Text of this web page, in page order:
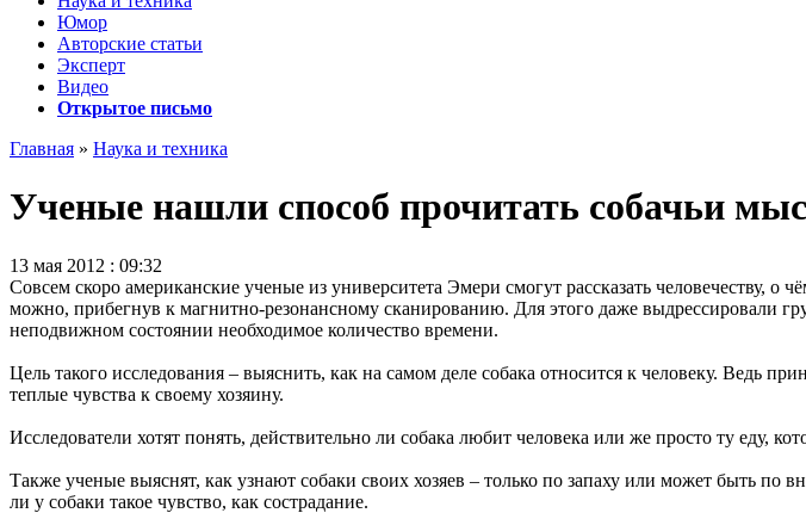
Юмор
Авторские статьи
Эксперт
Видео
Открытое письмо
Главная » Наука и техника
Ученые нашли способ прочитать собачьи
13 мая 2012 : 09:32
Совсем скоро американские ученые из университета Эмери смогут рассказать человечеству,
можно, прибегнув к магнитно-резонансному сканированию. Для этого даже выдрессировали
неподвижном состоянии необходимое количество времени.
Цель такого исследования – выяснить, как на самом деле собака относится к человеку. Ведь
теплые чувства к своему хозяину.
Исследователи хотят понять, действительно ли собака любит человека или же просто ту еду,
Также ученые выяснят, как узнают собаки своих хозяев – только по запаху или может быть
ли у собаки такое чувство, как сострадание.